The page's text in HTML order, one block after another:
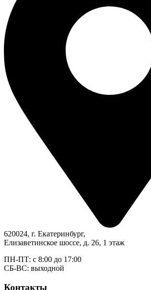
620024, г. Екатеринбург,
Елизаветинское шоссе, д. 26, 1 этаж
ПН-ПТ: с 8:00 до 17:00
СБ-ВС: выходной
Контакты